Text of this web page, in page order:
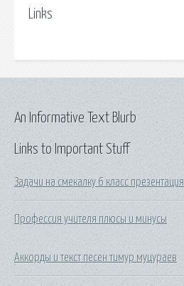
Links
Links to Important Stuff
Задачи на смекалку 6 класс презентация
Профессия учителя плюсы и минусы
Аккорды и текст песен тимур муцураев
An Informative Text Blurb